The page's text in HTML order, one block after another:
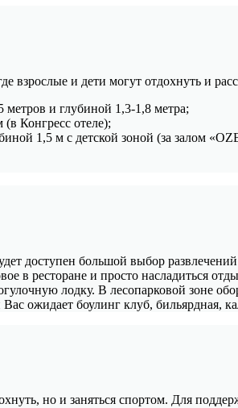
взрослые и дети могут отдохнуть и
и глубиной 1,3-1,8 метра;
Конгресс отеле);
1,5 м с детской зоной (за залом
доступен большой выбор
в ресторане и просто насладиться
лодку. В лесопарковой зоне
ожидает боулинг клуб, бильярдная,
но и заняться спортом. Для